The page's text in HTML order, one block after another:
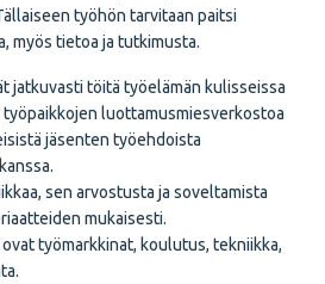
työhön tarvitaan paitsi
myös tietoa ja tutkimusta.
jatkuvasti töitä työelämän kulisseissa
luottamusmiesverkostoa
jäsenten työehdoista
sen arvostusta ja soveltamista
mukaisesti.
työmarkkinat, koulutus, tekniikka,